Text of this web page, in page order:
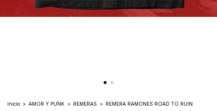
Inicio > AMOR Y PUNK > REMERAS > REMERA RAMONES ROAD TO RUIN